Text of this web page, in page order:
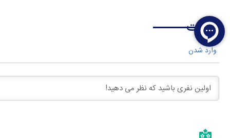
نظرات
وارد شدن